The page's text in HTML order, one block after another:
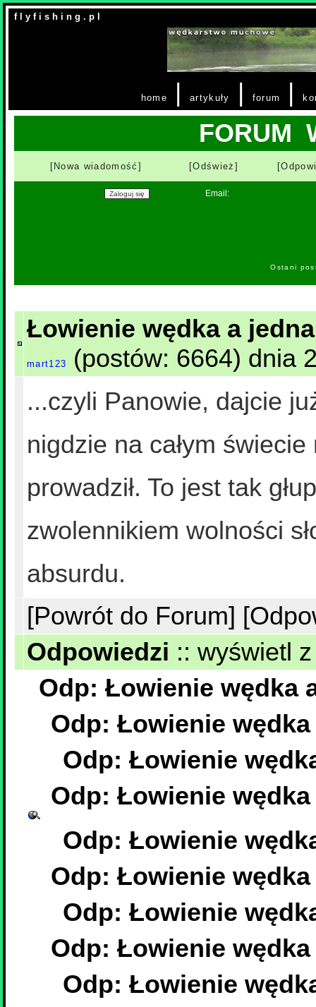
f l y f i s h i n g . p l
home |artykuły | forum |
FORUM
[Nowa wiadomość] [Odśwież]
Email:
Ostani
Łowienie wędka a
mart123
(postów: 6664) dnia
...czyli Panowie, dajcie
nigdzie na całym
prowadził. To jest tak
zwolennikiem wolności
absurdu.
[Powrót do Forum]
Odpowiedzi :: wyświetl